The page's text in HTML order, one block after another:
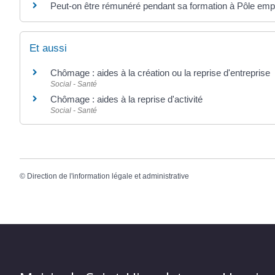
Peut-on être rémunéré pendant sa formation à Pôle
Et aussi
Chômage : aides à la création ou la reprise d'entreprise
Social - Santé
Chômage : aides à la reprise d'activité
Social - Santé
© Direction de l'information légale et administrative